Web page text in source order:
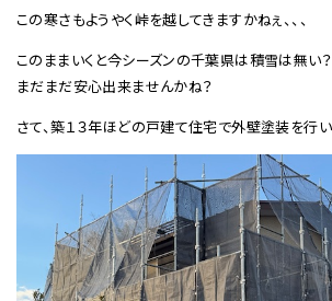
この寒さもようやく峠を越してきますかねぇ、、、
このままいくと今シーズンの千葉県は積雪は無い？
まだまだ安心出来ませんかね？
さて、築１３年ほどの戸建て住宅で外壁塗装を行い